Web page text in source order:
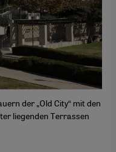
der „Old City“ mit den
liegenden Terrassen